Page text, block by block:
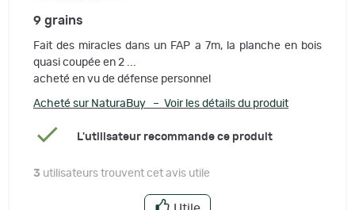
9 grains
Fait des miracles dans un FAP a 7m, la planche en bois
quasi coupée en 2 ...
acheté en vu de défense personnel
Acheté sur NaturaBuy – Voir les détails du produit
L'utilisateur recommande ce produit
3 utilisateurs trouvent cet avis utile